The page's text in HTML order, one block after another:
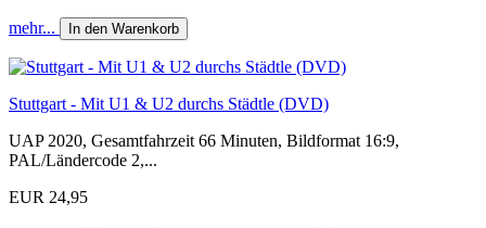
mehr... In den Warenkorb
Stuttgart - Mit U1 & U2 durchs Städtle (DVD)
UAP 2020, Gesamtfahrzeit 66 Minuten, Bildformat 16:9,
PAL/Ländercode 2,...
EUR 24,95